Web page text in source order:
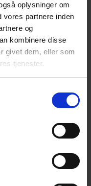
oplysninger om
vores partnere inden
og
kombinere disse
givet dem, eller som
tjenester.
og